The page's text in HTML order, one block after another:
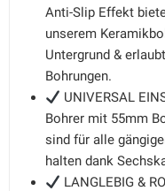
Anti-Slip Effekt
unserem
Untergrund &
Bohrungen.
UNIVERSAL
Bohrer mit 55mm
sind für alle
halten dank
LANGLEBIG &